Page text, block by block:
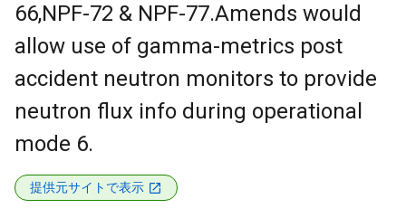
66,NPF-72 & NPF-77.Amends would
allow use of gamma-metrics post
accident neutron monitors to provide
neutron flux info during operational
mode 6.
提供元サイトで表示